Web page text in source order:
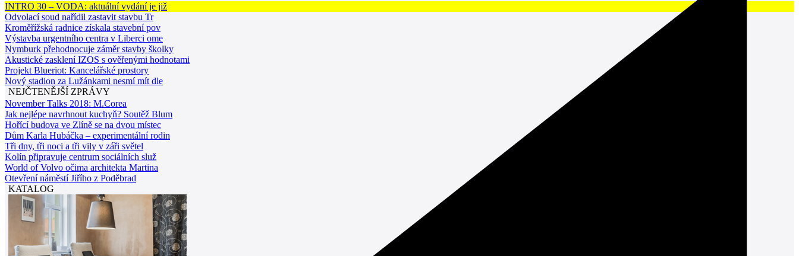
INTRO 30 – VODA: aktuální vydání je již
Odvolací soud nařídil zastavit stavbu Tr
Kroměřížská radnice získala stavební pov
Výstavba urgentního centra v Liberci ome
Nymburk přehodnocuje záměr stavby školky
Akustické zasklení IZOS s ověřenými hodnotami
Projekt Blueriot: Kancelářské prostory
Nový stadion za Lužánkami nesmí mít dle
NEJČTENĚJŠÍ ZPRÁVY
November Talks 2018: M.Corea
Jak nejlépe navrhnout kuchyň? Soutěž Blum
Hořící budova ve Zlíně se na dvou místec
Dům Karla Hubáčka – experimentální rodin
Tři dny, tři noci a tři vily v záři světel
Kolín připravuje centrum sociálních služ
World of Volvo očima architekta Martina
Otevření náměstí Jiřího z Poděbrad
KATALOG